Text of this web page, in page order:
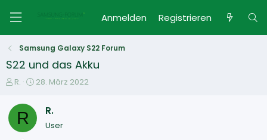
Anmelden Registrieren
Samsung Galaxy S22 Forum
S22 und das Akku
E
s
e
R.
E
t
28. März 2022
R R.
User